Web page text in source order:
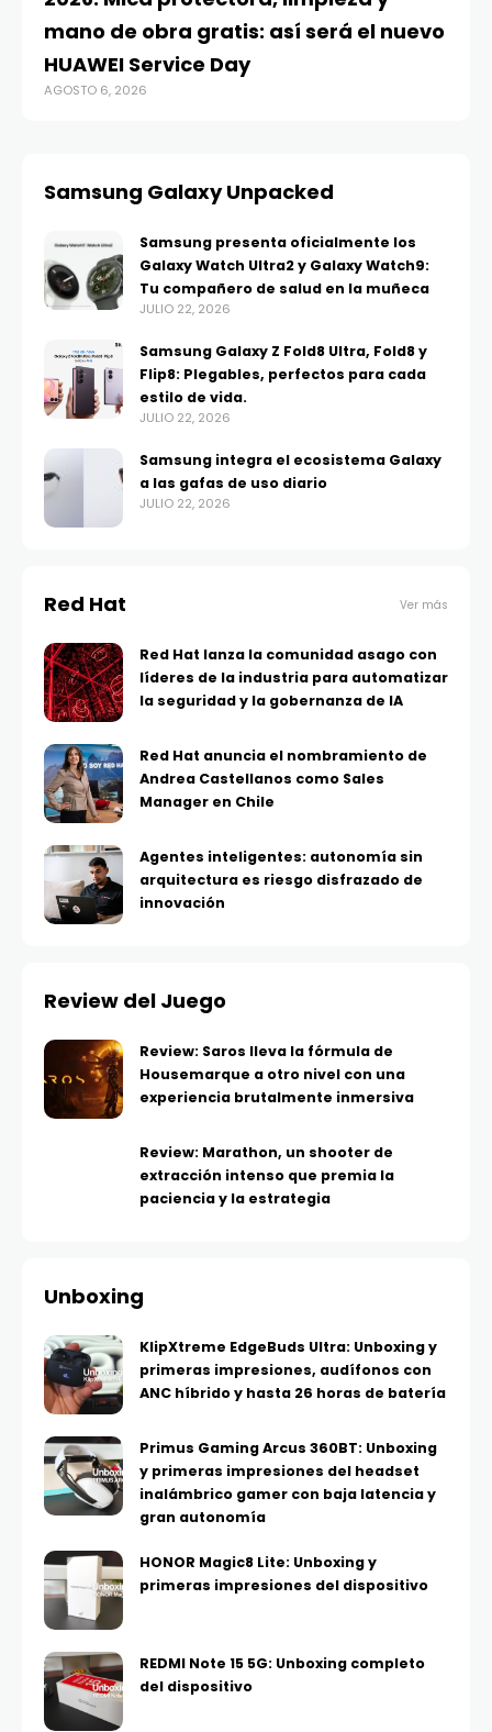
mano de obra gratis: así será el nuevo
HUAWEI Service Day
AGOSTO 6, 2026
Samsung Galaxy Unpacked
Samsung presenta oficialmente los
Galaxy Watch Ultra2 y Galaxy Watch9:
Tu compañero de salud en la muñeca
JULIO 22, 2026
Samsung Galaxy Z Fold8 Ultra, Fold8 y
Flip8: Plegables, perfectos para cada
estilo de vida.
JULIO 22, 2026
Samsung integra el ecosistema Galaxy
a las gafas de uso diario
JULIO 22, 2026
Red Hat Ver más
Red Hat lanza la comunidad asago con
líderes de la industria para automatizar
la seguridad y la gobernanza de IA
Red Hat anuncia el nombramiento de
Andrea Castellanos como Sales
Manager en Chile
Agentes inteligentes: autonomía sin
arquitectura es riesgo disfrazado de
innovación
Review del Juego
Review: Saros lleva la fórmula de
Housemarque a otro nivel con una
experiencia brutalmente inmersiva
Review: Marathon, un shooter de
extracción intenso que premia la
paciencia y la estrategia
Unboxing
KlipXtreme EdgeBuds Ultra: Unboxing y
primeras impresiones, audífonos con
ANC híbrido y hasta 26 horas de batería
Primus Gaming Arcus 360BT: Unboxing
y primeras impresiones del headset
inalámbrico gamer con baja latencia y
gran autonomía
HONOR Magic8 Lite: Unboxing y
primeras impresiones del dispositivo
REDMI Note 15 5G: Unboxing completo
del dispositivo